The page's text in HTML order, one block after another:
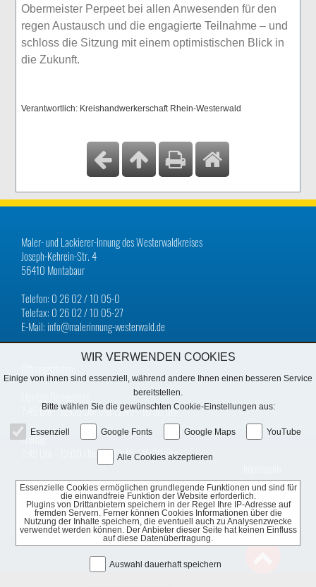
Obermeister Perpeet bei allen Anwesenden für den
regen Austausch und die engagierte Teilnahme – und
schloss die Sitzung mit einem optimistischen Blick in
die Zukunft.
Verantwortlich: Kreishandwerkerschaft Rhein-Westerwald
Maler- und Lackierer-Innung des Westerwaldkreises
Joseph-Kehrein-Str. 4
56410 Montabaur
Telefon: 0 26 02 / 10 05-0
Telefax: 0 26 02 / 10 05-27
E-Mail: info@malerinnung-westerwald.de
7:45 Uhr − 12:00 Uhr und 12:45 − 16:30 Uhr
Freitag
7:45 Uhr − 12:00 Uhr und 12:45 − 15:30 Uhr
Datenschutz
WIR VERWENDEN COOKIES
Einige von ihnen sind essenziell, während andere Ihnen einen besseren Service
bereitstellen.
Bitte wählen Sie die gewünschten Cookie-Einstellungen aus:
Essenziell Google Fonts Google Maps YouTube
Alle Cookies akzeptieren
Essenzielle Cookies ermöglichen grundlegende Funktionen und sind für
die einwandfreie Funktion der Website erforderlich.
Plugins von Drittanbietern speichern in der Regel Ihre IP-Adresse auf
fremden Servern. Ferner können Cookies Informationen über die
Nutzung der Inhalte speichern, die eventuell auch zu Analysenzwecke
verwendet werden können. Der Anbieter dieser Seite hat keinen Einfluss
auf diese Datenübertragung.
Auswahl dauerhaft speichern